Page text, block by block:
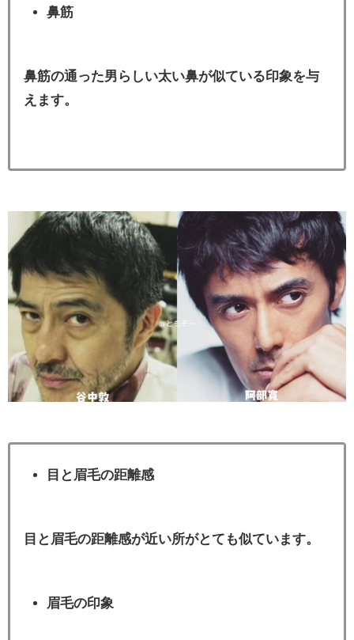
鼻筋
鼻筋の通った男らしい太い鼻が似ている印象を与
えます。
目と眉毛の距離感
目と眉毛の距離感が近い所がとても似ています。
眉毛の印象